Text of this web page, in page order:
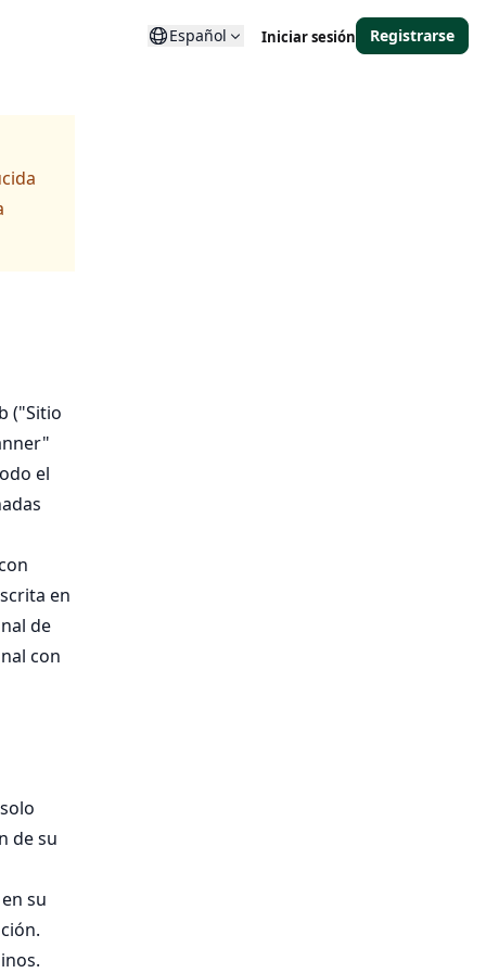
Español Iniciar sesión Registrarse
("Sitio
el
en
de
con
de su
su